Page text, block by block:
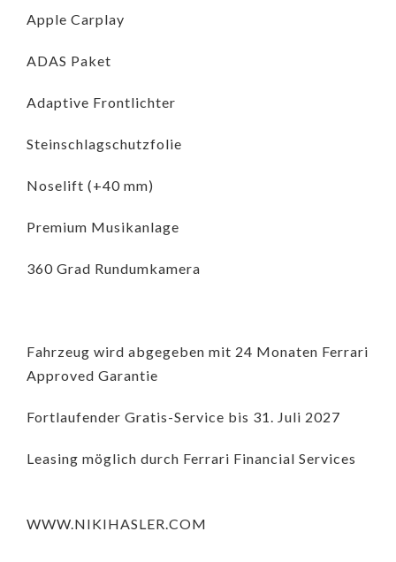
Apple Carplay
ADAS Paket
Adaptive Frontlichter
Steinschlagschutzfolie
Noselift (+40 mm)
Premium Musikanlage
360 Grad Rundumkamera
Fahrzeug wird abgegeben mit 24 Monaten Ferrari
Approved Garantie
Fortlaufender Gratis-Service bis 31. Juli 2027
Leasing möglich durch Ferrari Financial Services
WWW.NIKIHASLER.COM